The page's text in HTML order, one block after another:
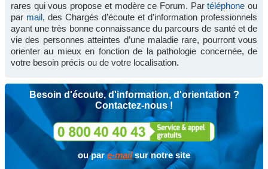
rares qui vous propose et modère ce Forum. Partéléphone ou
par mail, des Chargés d’écoute et d’information professionnels
ayant une très bonne connaissance du parcours de santé et de
vie des personnes atteintes d’une maladie rare, pourront vous
orienter au mieux en fonction de la pathologie concernée, de
votre besoin précis ou de votre localisation.
Besoin d'écoute, d'information, d'orientation ?
Contactez-nous !
ou pare-mailsur notre site